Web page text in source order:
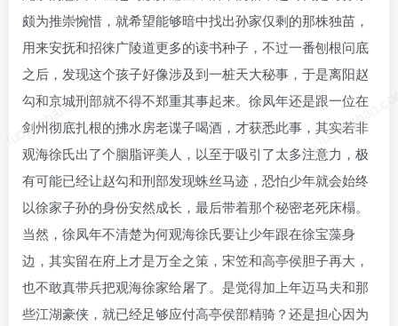
luoposhan.com
颇为推崇惋惜，就希望能够暗中找出孙家仅剩的那株独苗，
用来安抚和招徕广陵道更多的读书种子，不过一番刨根问底
之后，发现这个孩子好像涉及到一桩天大秘事，于是离阳赵
勾和京城刑部就不得不郑重其事起来。徐凤年还是跟一位在
剑州彻底扎根的拂水房老谍子喝酒，才获悉此事，其实若非
观海徐氏出了个胭脂评美人，以至于吸引了太多注意力，极
有可能已经让赵勾和刑部发现蛛丝马迹，恐怕少年就会始终
以徐家子孙的身份安然成长，最后带着那个秘密老死床榻。
当然，徐凤年不清楚为何观海徐氏要让少年跟在徐宝藻身
边，其实留在府上才是万全之策，宋笠和高亭侯胆子再大，
也不敢真带兵把观海徐家给屠了。是觉得加上年迈马夫和那
些江湖豪侠，就已经足够应付高亭侯部精骑？还是担心因为